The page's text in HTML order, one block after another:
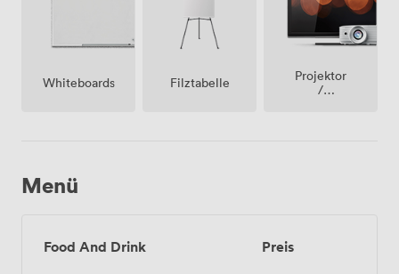
Whiteboards Filztabelle
Projektor
/
Menü
Food And Drink Preis